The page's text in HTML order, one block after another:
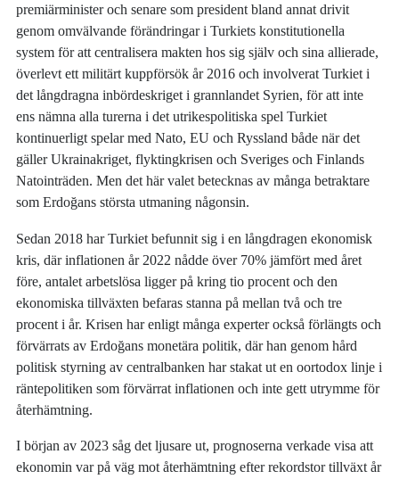
premiärminister och senare som president bland annat drivit
genom omvälvande förändringar i Turkiets konstitutionella
system för att centralisera makten hos sig själv och sina allierade,
överlevt ett militärt kuppförsök år 2016 och involverat Turkiet i
det långdragna inbördeskriget i grannlandet Syrien, för att inte
ens nämna alla turerna i det utrikespolitiska spel Turkiet
kontinuerligt spelar med Nato, EU och Ryssland både när det
gäller Ukrainakriget, flyktingkrisen och Sveriges och Finlands
Natointräden. Men det här valet betecknas av många betraktare
som Erdoğans största utmaning någonsin.
Sedan 2018 har Turkiet befunnit sig i en långdragen ekonomisk
kris, där inflationen år 2022 nådde över 70% jämfört med året
före, antalet arbetslösa ligger på kring tio procent och den
ekonomiska tillväxten befaras stanna på mellan två och tre
procent i år. Krisen har enligt många experter också förlängts och
förvärrats av Erdoğans monetära politik, där han genom hård
politisk styrning av centralbanken har stakat ut en oortodox linje i
räntepolitiken som förvärrat inflationen och inte gett utrymme för
återhämtning.
I början av 2023 såg det ljusare ut, prognoserna verkade visa att
ekonomin var på väg mot återhämtning efter rekordstor tillväxt år